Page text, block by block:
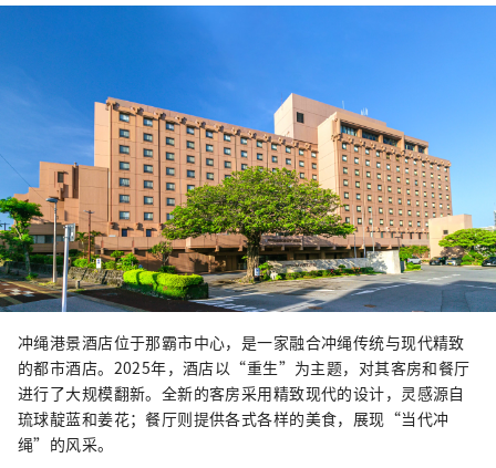
冲绳港景酒店位于那霸市中心，是一家融合冲绳传统与现代精致
的都市酒店。2025年，酒店以“重生”为主题，对其客房和餐厅
进行了大规模翻新。全新的客房采用精致现代的设计，灵感源自
琉球靛蓝和姜花；餐厅则提供各式各样的美食，展现“当代冲
绳”的风采。